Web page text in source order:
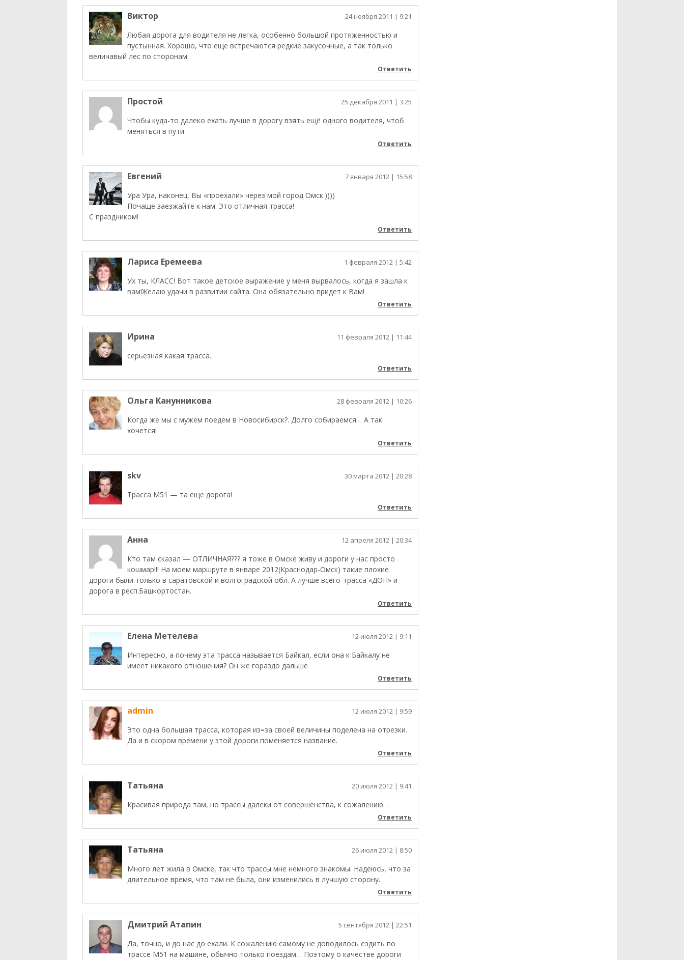
Виктор 24 ноября 2011 | 9:21
Любая дорога для водителя не легка, особенно большой протяженностью и
пустынная. Хорошо, что еще встречаются редкие закусочные, а так только
величавый лес по сторонам.
Ответить
Простой 25 декабря 2011 | 3:25
Чтобы куда-то далеко ехать лучше в дорогу взять ещё одного водителя, чтоб
меняться в пути.
Ответить
Евгений 7 января 2012 | 15:58
Ура Ура, наконец, Вы «проехали» через мой город Омск.))))
Почаще заезжайте к нам. Это отличная трасса!
С праздником!
Ответить
Лариса Еремеева 1 февраля 2012 | 5:42
Ух ты, КЛАСС! Вот такое детское выражение у меня вырвалось, когда я зашла к
вам!Желаю удачи в развитии сайта. Она обязательно придет к Вам!
Ответить
Ирина 11 февраля 2012 | 11:44
серьезная какая трасса.
Ответить
Ольга Канунникова 28 февраля 2012 | 10:26
Когда же мы с мужем поедем в Новосибирск?. Долго собираемся… А так
хочется!
Ответить
skv 30 марта 2012 | 20:28
Трасса М51 — та еще дорога!
Ответить
Анна 12 апреля 2012 | 20:34
Кто там сказал — ОТЛИЧНАЯ??? я тоже в Омске живу и дороги у нас просто
кошмар!!! На моем маршруте в январе 2012(Краснодар-Омск) такие плохие
дороги были только в саратовской и волгоградской обл. А лучше всего-трасса «ДОН» и
дорога в респ.Башкортостан.
Ответить
Елена Метелева 12 июля 2012 | 9:11
Интересно, а почему эта трасса называется Байкал, если она к Байкалу не
имеет никакого отношения? Он же гораздо дальше
Ответить
admin 12 июля 2012 | 9:59
Это одна большая трасса, которая из=за своей величины поделена на отрезки.
Да и в скором времени у этой дороги поменяется название.
Ответить
Татьяна 20 июля 2012 | 9:41
Красивая природа там, но трассы далеки от совершенства, к сожалению…
Ответить
Татьяна 26 июля 2012 | 8:50
Много лет жила в Омске, так что трассы мне немного знакомы. Надеюсь, что за
длительное время, что там не была, они изменились в лучшую сторону.
Ответить
Дмитрий Атапин 5 сентября 2012 | 22:51
Да, точно, и до нас до ехали. К сожалению самому не доводилось ездить по
трассе М51 на машине, обычно только поездам… Поэтому о качестве дороги